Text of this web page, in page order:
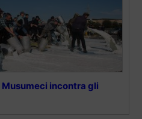
incontra gli